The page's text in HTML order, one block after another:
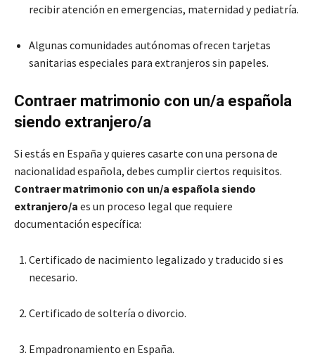
recibir atención en emergencias, maternidad y pediatría.
Algunas comunidades autónomas ofrecen tarjetas
sanitarias especiales para extranjeros sin papeles.
Contraer matrimonio con un/a española
siendo extranjero/a
Si estás en España y quieres casarte con una persona de
nacionalidad española, debes cumplir ciertos requisitos.
Contraer matrimonio con un/a española siendo
extranjero/a es un proceso legal que requiere
documentación específica:
Certificado de nacimiento legalizado y traducido si es
necesario.
Certificado de soltería o divorcio.
Empadronamiento en España.